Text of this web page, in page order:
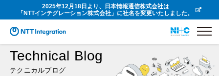
2025年12月18日より、日本情報通信株式会社は
「NTTインテグレーション株式会社」に社名を変更いたしました。
Technical Blog
テクニカルブログ